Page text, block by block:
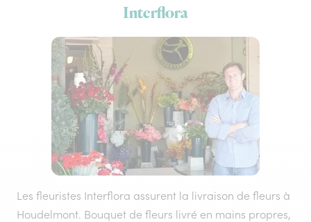
Interflora
Les fleuristes Interflora assurent la livraison de fleurs à
Houdelmont. Bouquet de fleurs livré en mains propres,